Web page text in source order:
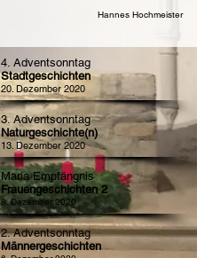
Hannes Hochmeister
4. Adventsonntag
Stadtgeschichten
20. Dezember 2020​
3. Adventsonntag
Naturgeschichte(n)
13. Dezember 2020​
Maria Empfängnis
Frauengeschichten 2
8. Dezember 2020
2. Adventsonntag
Männergeschichten